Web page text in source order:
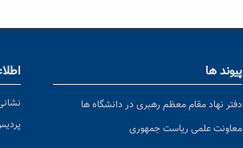
پیوند ها
دفتر نهاد مقام معظم رهبری در دانشگاه ها
معاونت علمی ریاست جمهوری